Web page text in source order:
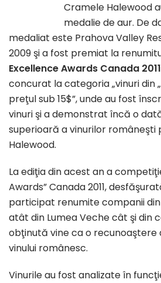
Cramele Halewood
medalie de aur. De
medaliat este Prahova Valley
2009 şi a fost premiat la
Excellence Awards Canada 2011
concurat la categoria „vinuri din
preţul sub 15$”, unde au fost
vinuri şi a demonstrat încă o
superioară a vinurilor româneşti
Halewood.
La ediţia din acest an a
Awards” Canada 2011,
participat renumite companii
atât din Lumea Veche cât şi din
obţinută vine ca o recunoaştere
vinului românesc.
Vinurile au fost analizate în